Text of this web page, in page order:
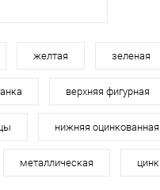
корзину
Сравнение
Под заказ
желтая зеленая
верхняя фигурная
нижняя оцинкованная
металлическая цинк